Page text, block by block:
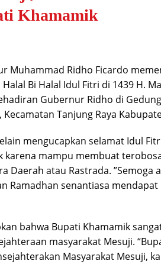
Khamamik
Muhammad Ridho Ficardo
Bi Halal Idul Fitri di 1439 H.
Gubernur Ridho di Gedung
Kecamatan Tanjung Raya
mengucapkan selamat Idul
karena mampu membuat
Daerah atau Rastrada. ”Semoga
Ramadhan senantiasa
bahwa Bupati Khamamik
masyarakat Mesuji.
Masyarakat Mesuji,